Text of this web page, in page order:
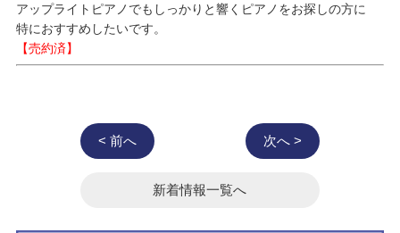
アップライトピアノでもしっかりと響くピアノをお探しの方に
特におすすめしたいです。
【売約済】
< 前へ 次へ >
新着情報一覧へ